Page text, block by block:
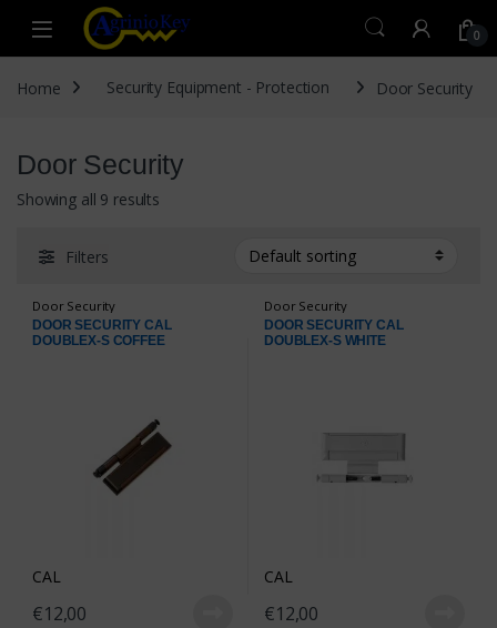
Skip to navigation
Skip to content
Open 0
Home Security Equipment - Protection Door Security
Door Security
Showing all 9 results
Filters
Door Security
DOOR SECURITY CAL
DOUBLEX-S COFFEE
CAL
€12,00
Door Security
DOOR SECURITY CAL
DOUBLEX-S WHITE
CAL
€12,00